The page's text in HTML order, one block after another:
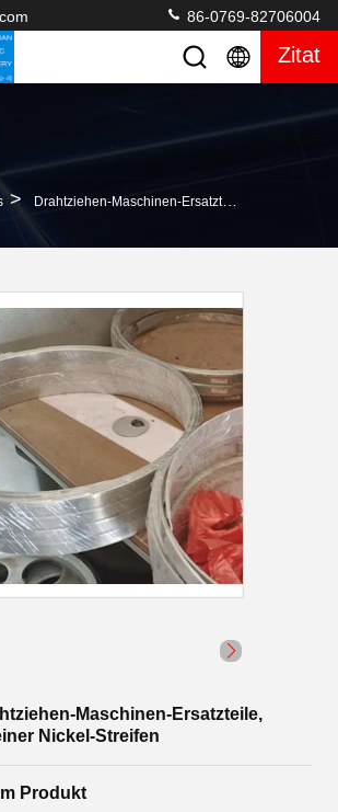
86-0769-82706004
Zitat
> Drahtziehen-Maschinen-Ersatzteile
Maschinen-Ersatzteile,
Nickel-Streifen
Produkt